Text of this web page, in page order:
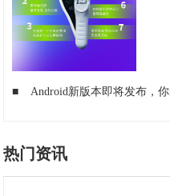
■ Android新版本即将发布，
热门资讯